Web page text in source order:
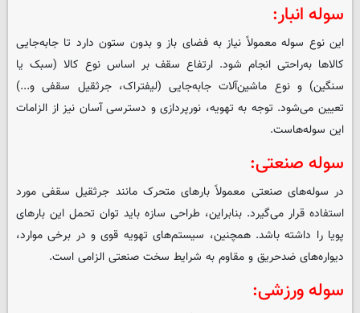
سوله انبار:
این نوع سوله معمولاً نیاز به فضای باز و بدون ستون دارد تا جابه‌جایی
کالاها به‌راحتی انجام شود. ارتفاع سقف بر اساس نوع کالا (سبک یا
سنگین) و نوع ماشین‌آلات جابه‌جایی (لیفتراک، جرثقیل سقفی و...)
تعیین می‌شود. توجه به تهویه، نورپردازی و دسترسی آسان نیز از الزامات
این سوله‌هاست.
سوله صنعتی:
در سوله‌های صنعتی معمولاً بارهای متحرک مانند جرثقیل سقفی مورد
استفاده قرار می‌گیرد. بنابراین، طراحی سازه باید توان تحمل این بارهای
پویا را داشته باشد. همچنین، سیستم‌های تهویه قوی و در برخی موارد،
دیواره‌های ضدحریق و مقاوم به شرایط سخت صنعتی الزامی است.
سوله ورزشی: